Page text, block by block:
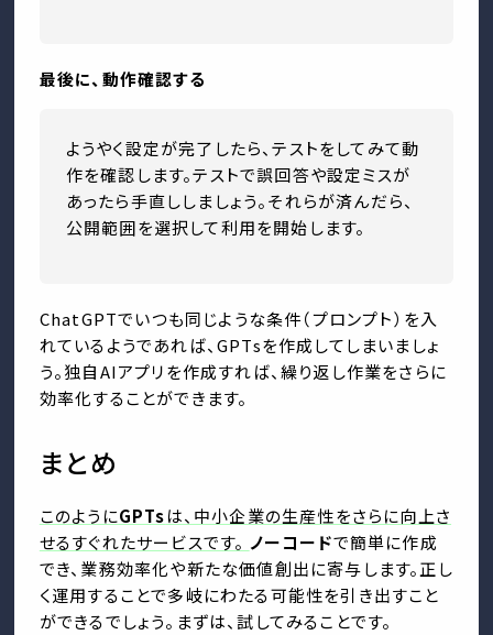
最後に、動作確認する
ようやく設定が完了したら、テストをしてみて動
作を確認します。テストで誤回答や設定ミスが
あったら手直ししましょう。それらが済んだら、
公開範囲を選択して利用を開始します。
ChatGPTでいつも同じような条件（プロンプト）を入
れているようであれば、GPTsを作成してしまいましょ
う。独自AIアプリを作成すれば、繰り返し作業をさらに
効率化することができます。
まとめ
このようにGPTsは、中小企業の生産性をさらに向上さ
せるすぐれたサービスです。 ノーコードで簡単に作成
でき、業務効率化や新たな価値創出に寄与します。正し
く運用することで多岐にわたる可能性を引き出すこと
ができるでしょう。まずは、試してみることです。